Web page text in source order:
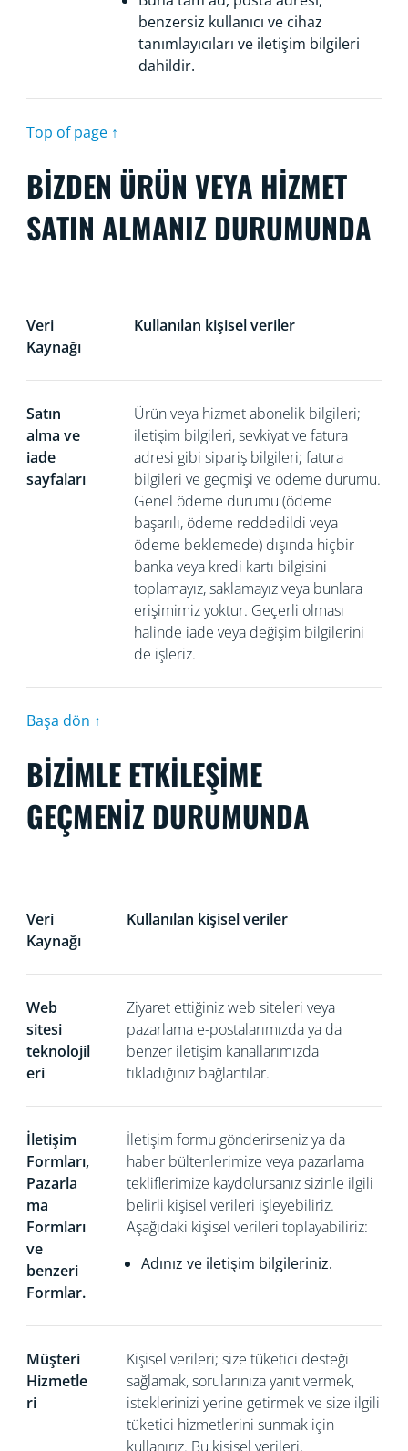
benzersiz kullanıcı ve cihaz
tanımlayıcıları ve iletişim bilgileri
dahildir.
Top of page ↑
BİZDEN ÜRÜN VEYA HİZMET
SATIN ALMANIZ DURUMUNDA
Veri
Kaynağı
Kullanılan kişisel veriler
Satın
alma ve
iade
sayfaları
Ürün veya hizmet abonelik bilgileri;
iletişim bilgileri, sevkiyat ve fatura
adresi gibi sipariş bilgileri; fatura
bilgileri ve geçmişi ve ödeme durumu.
Genel ödeme durumu (ödeme
başarılı, ödeme reddedildi veya
ödeme beklemede) dışında hiçbir
banka veya kredi kartı bilgisini
toplamayız, saklamayız veya bunlara
erişimimiz yoktur. Geçerli olması
halinde iade veya değişim bilgilerini
de işleriz.
Başa dön ↑
BİZİMLE ETKİLEŞİME
GEÇMENİZ DURUMUNDA
Veri
Kaynağı
Kullanılan kişisel veriler
Web
sitesi
teknolojil
eri
Ziyaret ettiğiniz web siteleri veya
pazarlama e-postalarımızda ya da
benzer iletişim kanallarımızda
tıkladığınız bağlantılar.
İletişim
Formları,
Pazarla
ma
Formları
ve
benzeri
Formlar.
İletişim formu gönderirsenizya da
haber bültenlerimize veya pazarlama
tekliflerimize kaydolursanız sizinle ilgili
belirli kişisel verileri işleyebiliriz.
Aşağıdaki kişisel verileri toplayabiliriz:
Adınız ve iletişim bilgileriniz.
Müşteri
Hizmetle
ri
Kişisel verileri; size tüketici desteği
sağlamak, sorularınıza yanıt vermek,
isteklerinizi yerine getirmek ve size ilgili
tüketici hizmetlerini sunmak için
kullanırız. Bu kişisel verileri,